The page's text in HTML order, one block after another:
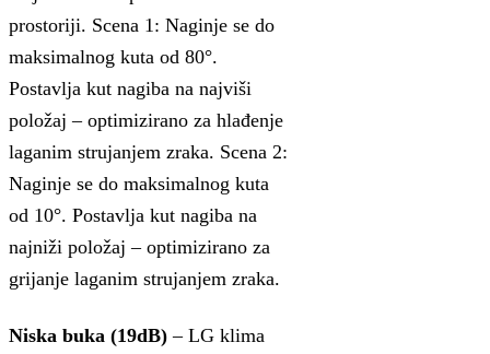
prostoriji. Scena 1: Naginje se do
maksimalnog kuta od 80°.
Postavlja kut nagiba na najviši
položaj – optimizirano za hlađenje
laganim strujanjem zraka. Scena 2:
Naginje se do maksimalnog kuta
od 10°. Postavlja kut nagiba na
najniži položaj – optimizirano za
grijanje laganim strujanjem zraka.
Niska buka (19dB) – LG klima